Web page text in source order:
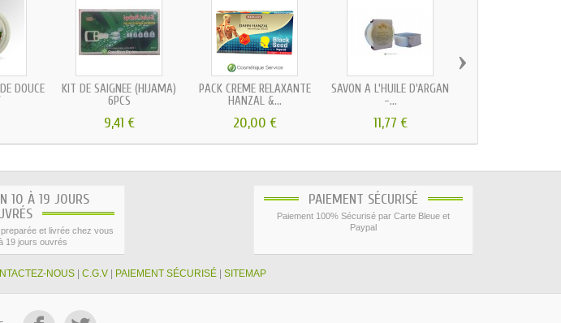
DOUCE
KIT DE SAIGNÉE (HIJAMA)
6PCS
9,41 €
PACK CRÈME RELAXANTE
HANZAL &...
20,00 €
SAVON À L'HUILE D'ARGAN
-...
11,77 €
›
10 À 19 JOURS
et livrée chez vous
19 jours ouvrés
PAIEMENT SÉCURISÉ
Paiement 100% Sécurisé par Carte Bleue et
Paypal
NOUS| C.G.V| PAIEMENT SÉCURISÉ| SITEMAP